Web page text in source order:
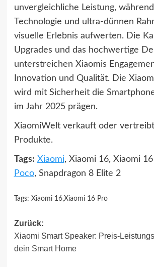
unvergleichliche Leistung,
Technologie und ultra-dünnen
visuelle Erlebnis aufwerten. Die
Upgrades und das hochwertige
unterstreichen Xiaomis
Innovation und Qualität. Die
wird mit Sicherheit die
im Jahr 2025 prägen.
XiaomiWelt verkauft oder
Produkte.
Tags: Xiaomi, Xiaomi 16, Xiaomi
Poco, Snapdragon 8 Elite 2
Tags: Xiaomi 16,Xiaomi 16 Pro
Beitragsnavigation
Zurück:
Xiaomi Smart Speaker: Preis-
dein Smart Home